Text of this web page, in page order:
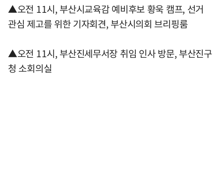
▲오전 11시, 부산시교육감 예비후보 황욱 캠프, 선거
관심 제고를 위한 기자회견, 부산시의회 브리핑룸
▲오전 11시, 부산진세무서장 취임 인사 방문, 부산진구
청 소회의실